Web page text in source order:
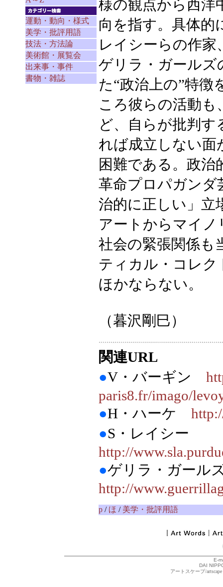
運動・動向・様式
美学・批評用語
技法・方法論
美術館・展覧会
出来事・事件
書物・雑誌
様の観点から西洋
向を指す。具体的
レイシーらの作
ゲリラ・ガールズ
た“政治上の”特
ころ彼らの活動も
ど、自らが批判す
れば成立しない面
困難である。政治
革命プロパガンダ
治的に正しい」立
アートからマイ
社会の緊張関係も
ティカル・コレク
ほかならない。
（暮沢剛巳）
関連URL
●V・バーギン
paris8.fr/imago/
●H・ハーケ
●S・レイシー
http://
●ゲリラ・ガー
http://
p/ ほ / 美学・批評用語
E-
DAI
アートスケープ/